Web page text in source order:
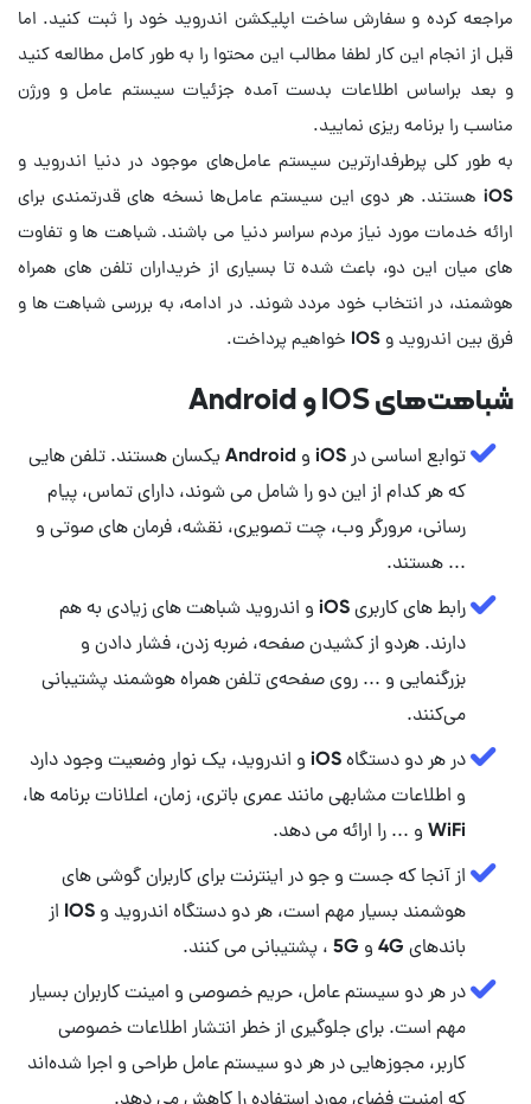
مراجعه کرده و سفارش ساخت اپلیکشن اندروید خود را ثبت کنید. اما
قبل از انجام این کار لطفا مطالب این محتوا را به طور کامل مطالعه کنید
و بعد براساس اطلاعات بدست آمده جزئیات سیستم عامل و ورژن
مناسب را برنامه ریزی نمایید.
به طور کلی پرطرفدارترین سیستم عامل‌های موجود در دنیا اندروید و
iOS هستند. هر دوی این سیستم عامل‌ها نسخه های قدرتمندی برای
ارائه خدمات مورد نیاز مردم سراسر دنیا می باشند. شباهت ها و تفاوت
های میان این دو، باعث شده تا بسیاری از خریداران تلفن های همراه
هوشمند، در انتخاب خود مردد شوند. در ادامه، به بررسی شباهت ها و
فرق بین اندروید و IOS خواهیم پرداخت.
شباهت‌های IOS و Android
توابع اساسی در iOS و Android یکسان هستند. تلفن هایی
که هر کدام از این دو را شامل می شوند، دارای تماس، پیام
رسانی، مرورگر وب، چت تصویری، نقشه، فرمان های صوتی و
... هستند.
رابط های کاربری iOS و اندروید شباهت های زیادی به هم
دارند. هردو از کشیدن صفحه، ضربه زدن، فشار دادن و
بزرگنمایی و ... روی صفحه‌ی تلفن همراه هوشمند پشتیبانی
می‌کنند.
در هر دو دستگاه iOS و اندروید، یک نوار وضعیت وجود دارد
و اطلاعات مشابهی مانند عمری باتری، زمان، اعلانات برنامه ها،
WiFi و ... را ارائه می دهد.
از آنجا که جست و جو در اینترنت برای کاربران گوشی های
هوشمند بسیار مهم است، هر دو دستگاه اندروید و IOS از
باندهای 4G و 5G ، پشتیبانی می کنند.
در هر دو سیستم عامل، حریم خصوصی و امینت کاربران بسیار
مهم است. برای جلوگیری از خطر انتشار اطلاعات خصوصی
کاربر، مجوزهایی در هر دو سیستم عامل طراحی و اجرا شده‌اند